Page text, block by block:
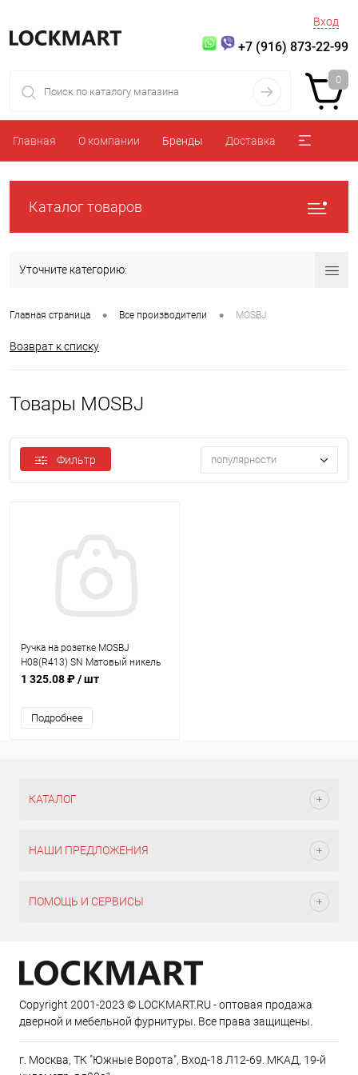
Вход
+7 (916) 873-22-99
0
Главная О компании Бренды Доставка
Каталог товаров
Уточните категорию:
Главная страница • Все производители • MOSBJ
Возврат к списку
Товары MOSBJ
Фильтр популярности
Ручка на розетке MOSBJ
H08(R413) SN Матовый никель
1 325.08 ₽/ шт
Подробнее
КАТАЛОГ
НАШИ ПРЕДЛОЖЕНИЯ
ПОМОЩЬ И СЕРВИСЫ
Copyright 2001-2023 © LOCKMART.RU - оптовая продажа
дверной и мебельной фурнитуры. Все права защищены.
г. Москва, ТК "Южные Ворота", Вход-18 Л12-69. МКАД, 19-й